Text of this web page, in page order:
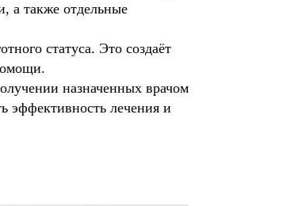
а также отдельные
статуса. Это создаёт
назначенных врачом
эффективность лечения и